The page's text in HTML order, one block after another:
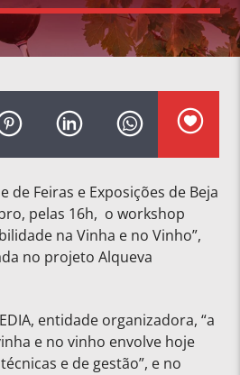
de Feiras e Exposições de Beja
pelas 16h, o workshop
na Vinha e no Vinho”,
no projeto Alqueva
entidade organizadora, “a
e no vinho envolve hoje
e de gestão”, e no